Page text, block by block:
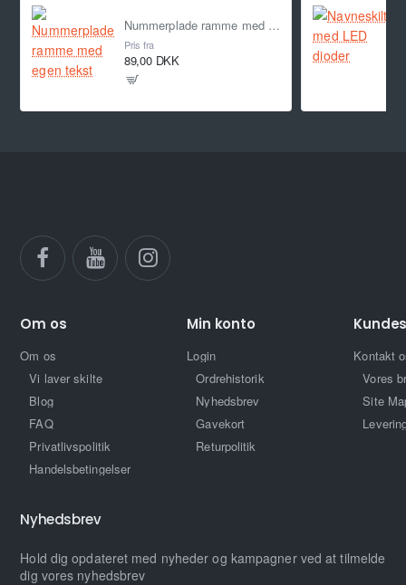
Nummerplade ramme med egen tekst
Pris fra
89,00 DKK
Om os
Om os
Vi laver skilte
Blog
FAQ
Privatlivspolitik
Handelsbetingelser
Min konto
Login
Ordrehistorik
Nyhedsbrev
Gavekort
Returpolitik
Kontakt
Vores
Site
Nyhedsbrev
Hold dig opdateret med nyheder og kampagner ved at tilmelde
dig vores nyhedsbrev